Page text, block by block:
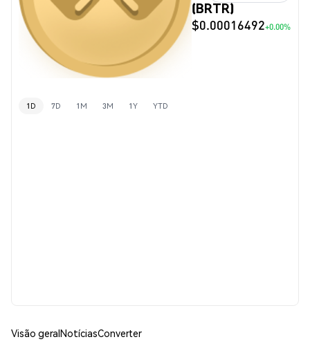
(BRTR)
$0.00016492+0.00%
1D 7D 1M 3M 1Y YTD
Visão geralNotíciasConverter